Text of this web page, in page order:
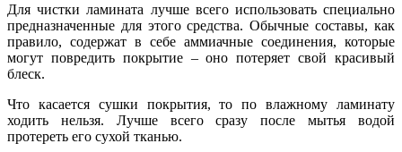
Для чистки ламината лучше всего использовать специально
предназначенные для этого средства. Обычные составы, как
правило, содержат в себе аммиачные соединения, которые
могут повредить покрытие – оно потеряет свой красивый
блеск.
Что касается сушки покрытия, то по влажному ламинату
ходить нельзя. Лучше всего сразу после мытья водой
протереть его сухой тканью.